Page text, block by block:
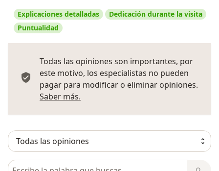
Explicaciones detalladas
Dedicación durante la visita
Puntualidad
Todas las opiniones son importantes, por
este motivo, los especialistas no pueden
pagar para modificar o eliminar opiniones.
Saber más.
Busca en opiniones